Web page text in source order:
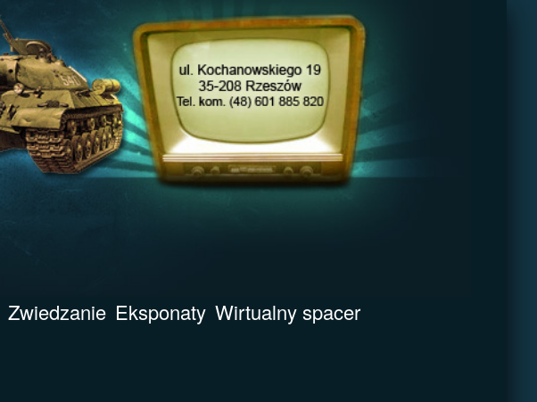
Zwiedzanie Eksponaty Wirtualny spacer